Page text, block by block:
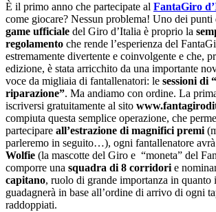
È il primo anno che partecipate al FantaGiro
come giocare? Nessun problema! Uno dei
game ufficiale del Giro d’Italia è proprio la
regolamento che rende l’esperienza del
estremamente divertente e coinvolgente e che,
edizione, è stata arricchito da una importante
voce da migliaia di fantallenatori: le sessioni di
riparazione”. Ma andiamo con ordine. La
iscriversi gratuitamente al sito
compiuta questa semplice operazione, che
partecipare all’estrazione di magnifici premi
parleremo in seguito…), ogni fantallenatore
Wolfie (la mascotte del Giro e “moneta” del
comporre una squadra di 8 corridorie
capitano, ruolo di grande importanza in quanto
guadagnerà in base all’ordine di arrivo di ogni
raddoppiati.